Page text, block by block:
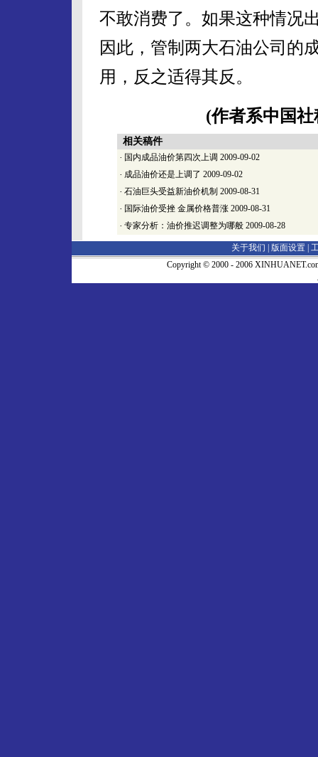
不敢消费了。如果这种情况
因此，管制两大石油公司的
用，反之适得其反。
(作者系中国
相关稿件
· 国内成品油价第四次上调 2009-09-02
· 成品油价还是上调了 2009-09-02
· 石油巨头受益新油价机制 2009-08-31
· 国际油价受挫 金属价格普涨 2009-08-31
· 专家分析：油价推迟调整为哪般 2009-08-28
关于我们 | 版面设置
Copyright © 2000 - 2006